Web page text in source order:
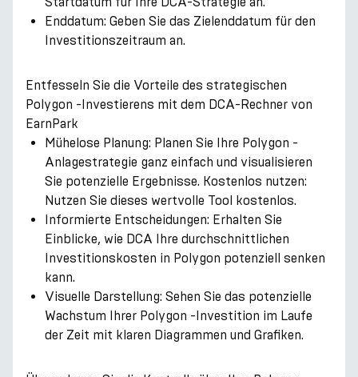
Enddatum: Geben Sie das Zielenddatum für den
Investitionszeitraum an.
Entfesseln Sie die Vorteile des strategischen
Polygon -Investierens mit dem DCA-Rechner von
EarnPark
Mühelose Planung: Planen Sie Ihre Polygon -
Anlagestrategie ganz einfach und visualisieren
Sie potenzielle Ergebnisse. Kostenlos nutzen:
Nutzen Sie dieses wertvolle Tool kostenlos.
Informierte Entscheidungen: Erhalten Sie
Einblicke, wie DCA Ihre durchschnittlichen
Investitionskosten in Polygon potenziell senken
kann.
Visuelle Darstellung: Sehen Sie das potenzielle
Wachstum Ihrer Polygon -Investition im Laufe
der Zeit mit klaren Diagrammen und Grafiken.